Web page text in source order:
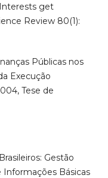
get
Review 80(1):
Públicas nos
Execução
Tese de
Gestão
Informações Básicas